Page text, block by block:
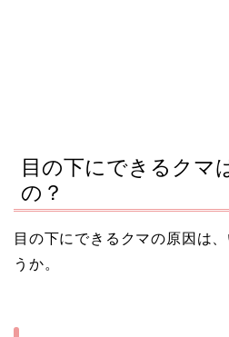
目の下にできるクマ
の？
目の下にできるクマの原因は
うか。